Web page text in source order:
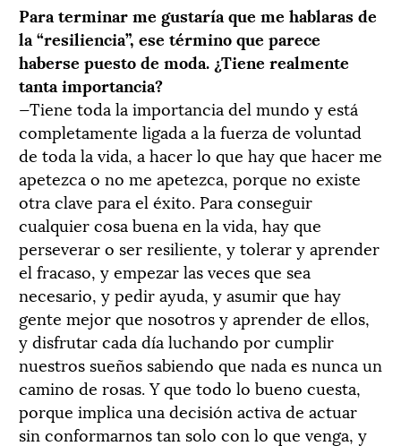
Para terminar me gustaría que me hablaras de
la “resiliencia”, ese término que parece
haberse puesto de moda. ¿Tiene realmente
tanta importancia?
—Tiene toda la importancia del mundo y está
completamente ligada a la fuerza de voluntad
de toda la vida, a hacer lo que hay que hacer me
apetezca o no me apetezca, porque no existe
otra clave para el éxito. Para conseguir
cualquier cosa buena en la vida, hay que
perseverar o ser resiliente, y tolerar y aprender
el fracaso, y empezar las veces que sea
necesario, y pedir ayuda, y asumir que hay
gente mejor que nosotros y aprender de ellos,
y disfrutar cada día luchando por cumplir
nuestros sueños sabiendo que nada es nunca un
camino de rosas. Y que todo lo bueno cuesta,
porque implica una decisión activa de actuar
sin conformarnos tan solo con lo que venga, y